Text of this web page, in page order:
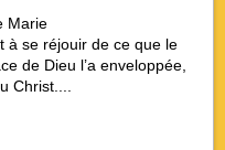
Marie
à se réjouir de ce que le
de Dieu l’a enveloppée,
Christ....